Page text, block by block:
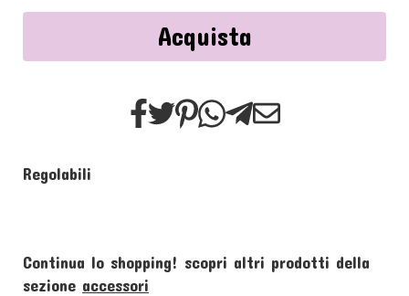
Acquista
Regolabili
Continua lo shopping! scopri altri prodotti della
sezione accessori